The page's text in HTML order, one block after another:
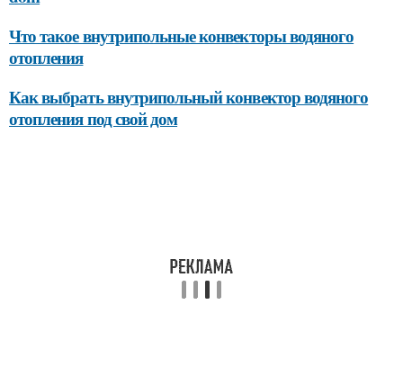
Что такое внутрипольные конвекторы водяного
отопления
Как выбрать внутрипольный конвектор водяного
отопления под свой дом